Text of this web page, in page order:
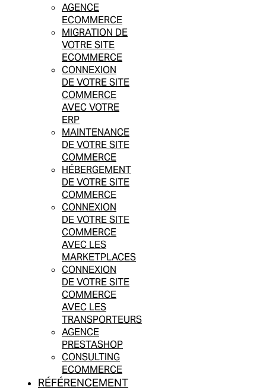
AGENCE
ECOMMERCE
MIGRATION DE
VOTRE SITE
ECOMMERCE
CONNEXION
DE VOTRE SITE
COMMERCE
AVEC VOTRE
ERP
MAINTENANCE
DE VOTRE SITE
COMMERCE
HÉBERGEMENT
DE VOTRE SITE
COMMERCE
CONNEXION
DE VOTRE SITE
COMMERCE
AVEC LES
MARKETPLACES
CONNEXION
DE VOTRE SITE
COMMERCE
AVEC LES
TRANSPORTEURS
AGENCE
PRESTASHOP
CONSULTING
ECOMMERCE
RÉFÉRENCEMENT